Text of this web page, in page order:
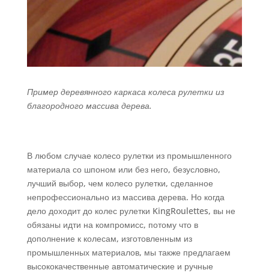
Пример деревянного каркаса колеса рулетки из
благородного массива дерева.
В любом случае колесо рулетки из промышленного
материала со шпоном или без него, безусловно,
лучший выбор, чем колесо рулетки, сделанное
непрофессионально из массива дерева. Но когда
дело доходит до колес рулетки KingRoulettes, вы не
обязаны идти на компромисс, потому что в
дополнение к колесам, изготовленным из
промышленных материалов, мы также предлагаем
высококачественные автоматические и ручные